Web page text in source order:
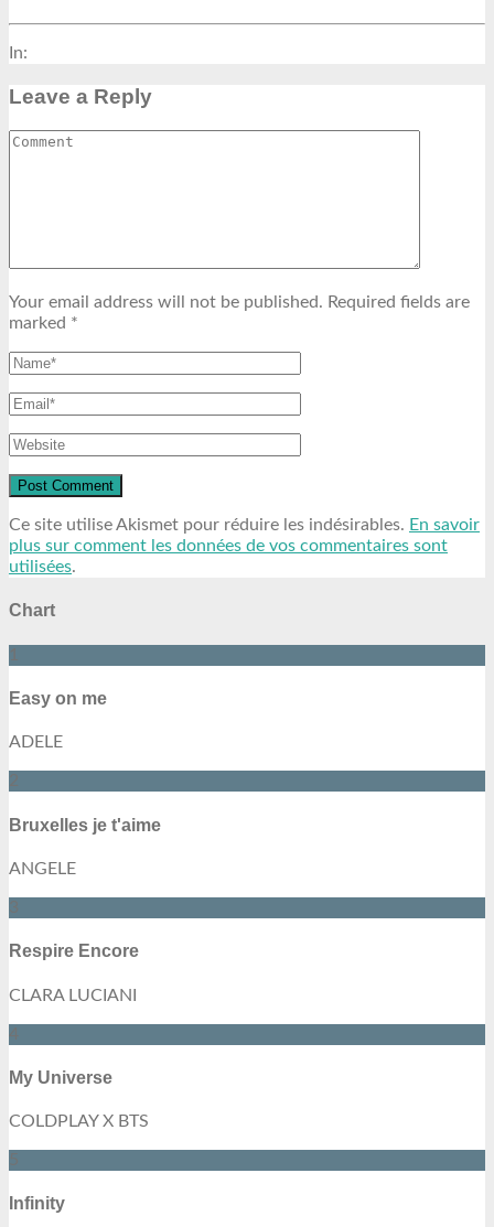
In:
Leave a Reply
Your email address will not be published. Required fields are
marked *
Ce site utilise Akismet pour réduire les indésirables. En savoir
plus sur comment les données de vos commentaires sont
utilisées.
Chart
1
Easy on me
ADELE
2
Bruxelles je t'aime
ANGELE
3
Respire Encore
CLARA LUCIANI
4
My Universe
COLDPLAY X BTS
5
Infinity